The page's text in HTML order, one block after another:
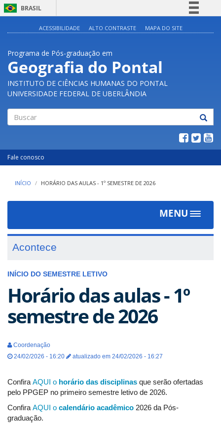
BRASIL
Acesso à informação
Legislação
Canais
ACESSIBILIDADE ALTO CONTRASTE MAPA DO SITE
Programa de Pós-graduação em
Geografia do Pontal
INSTITUTO DE CIÊNCIAS HUMANAS DO PONTAL
UNIVERSIDADE FEDERAL DE UBERLÂNDIA
Fale conosco
INÍCIO HORÁRIO DAS AULAS - 1º SEMESTRE DE 2026
MENU
Toggle
Acontece
INÍCIO DO SEMESTRE LETIVO
Horário das aulas - 1º
semestre de 2026
Coordenação
24/02/2026 - 16:20
atualizado em 24/02/2026 - 16:27
Confira AQUI o horário das disciplinas que serão ofertadas
pelo PPGEP no primeiro semestre letivo de 2026.
Confira AQUI o calendário acadêmico 2026 da Pós-
graduação.